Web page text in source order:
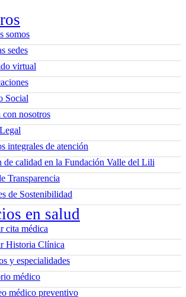
somos
sedes
virtual
Social
con nosotros
integrales de atención
de calidad en la Fundación Valle del Lili
Transparencia
de Sostenibilidad
en salud
cita médica
Historia Clínica
y especialidades
médico
médico preventivo